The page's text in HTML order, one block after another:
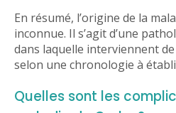
En résumé, l’origine de la
inconnue. Il s’agit d’une
dans laquelle interviennent
selon une chronologie à
Quelles sont les